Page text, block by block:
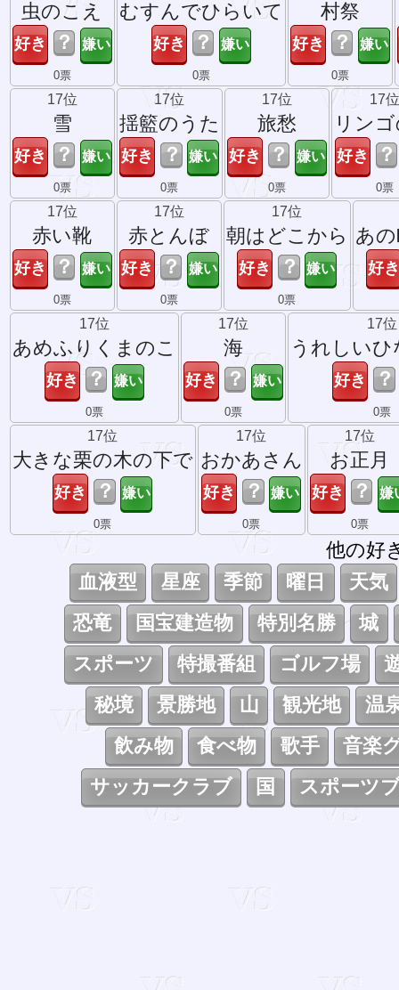
虫のこえ
？
0票
むすんでひらいて
？
0票
村祭
？
0票
17位
雪
？
0票
17位
揺籃のうた
？
0票
17位
旅愁
？
0票
17位
リン
？
0票
17位
赤い靴
？
0票
17位
赤とんぼ
？
0票
17位
朝はどこから
？
0票
あ
17位
あめふりくまのこ
？
0票
17位
海
？
0票
17位
うれしい
？
0票
17位
大きな栗の木の下で
？
0票
17位
おかあさん
？
0票
17位
お正月
？
0票
他の好
血液型
星座 季節 曜日
天気
恐竜
国宝建造物 特別名勝
城
スポーツ
特撮番組 ゴルフ場
秘境
景勝地 山 観光地
温
飲み物
食べ物 歌手
音楽
サッカークラブ
国 スポーツ